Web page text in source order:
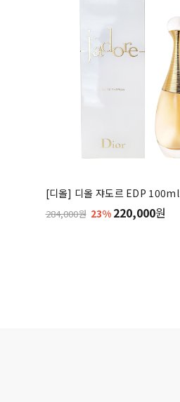
[디올] 디올 쟈도르 EDP 100ml
284,000원 23% 220,000원